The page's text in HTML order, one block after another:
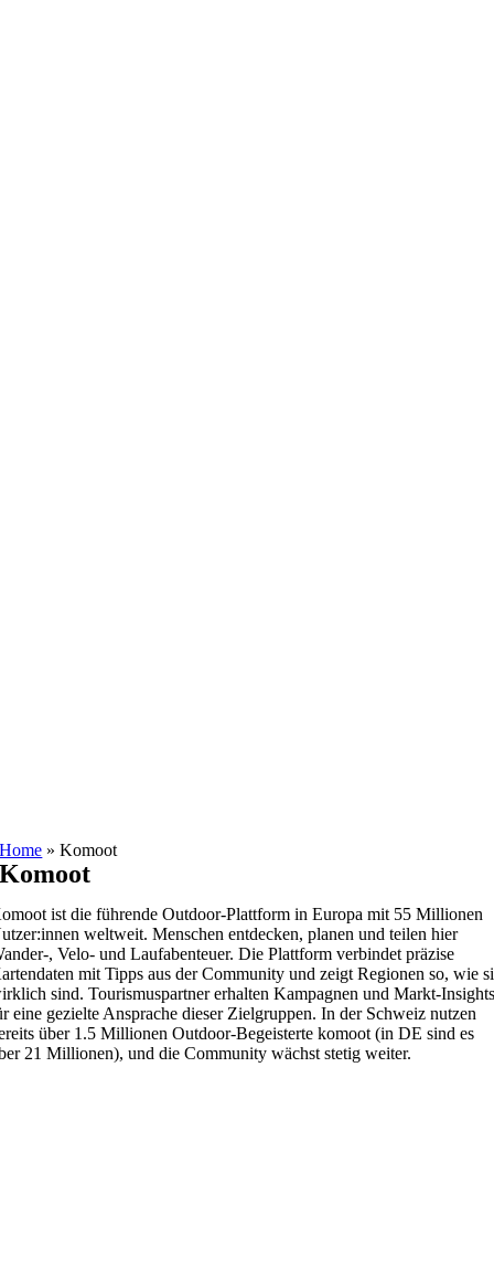
Home »Komoot
Komoot
ist die führende Outdoor-Plattform in Europa mit 55 Millionen
weltweit. Menschen entdecken, planen und teilen hier
, Velo- und Laufabenteuer. Die Plattform verbindet präzise
mit Tipps aus der Community und zeigt Regionen so, wie
sind.Tourismuspartner erhalten Kampagnen und Markt-
eine gezielte Ansprache dieser Zielgruppen. In der Schweiz nutzen
über 1.5 Millionen Outdoor-Begeisterte komoot (in DE sind es
21 Millionen), und die Community wächst stetig weiter.